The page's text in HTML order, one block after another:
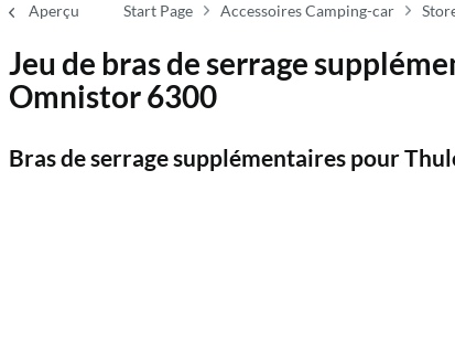
Aperçu Start Page Accessoires Camping-car
Jeu de bras de serrage
Omnistor 6300
Bras de serrage supplémentaires pour